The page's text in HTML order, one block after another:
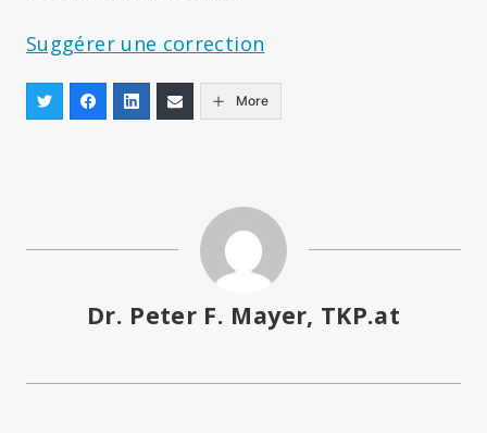
Suggérer une correction
More
Dr. Peter F. Mayer, TKP.at